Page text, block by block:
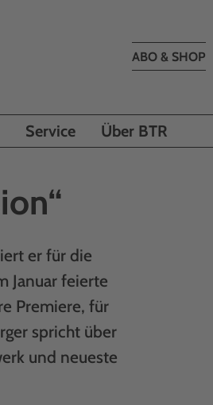
ABO & SHOP
Service Über BTR
er für die
Januar feierte
Premiere, für
spricht über
und neueste